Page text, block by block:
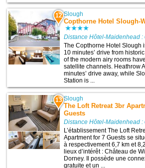
12 Slough
Copthorne Hotel Slough-
Distance Hôtel-Maidenhead :
The Copthorne Hotel Slough
10 minutes’ drive from
of the modern airy rooms
satellite channels. Heathrow
minutes’ drive away, while
Station is ...
13 Slough
The Loft Retreat 3br
Guests
Distance Hôtel-Maidenhead :
L’établissement The Loft
Apartment for 7 Guests se
à respectivement 6,7 km et
lieux d’intérêt : Château de
Dorney. Il possède une
gratuite et un ...